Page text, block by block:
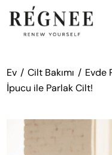
atla
Ev Cilt Bakımı
Evde
İpucu ile Parlak Cilt!